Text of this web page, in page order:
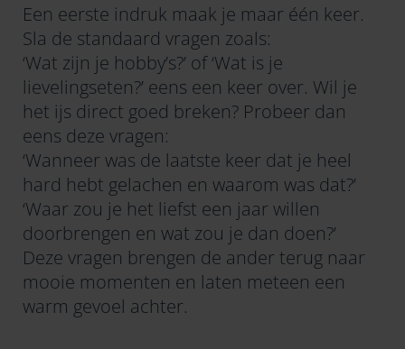
Een eerste indruk maak je maar één keer.
Sla de standaard vragen zoals:
‘Wat zijn je hobby’s?’ of ‘Wat is je
lievelingseten?’ eens een keer over. Wil je
het ijs direct goed breken? Probeer dan
eens deze vragen:
‘Wanneer was de laatste keer dat je heel
hard hebt gelachen en waarom was dat?’
‘Waar zou je het liefst een jaar willen
doorbrengen en wat zou je dan doen?’
Deze vragen brengen de ander terug naar
mooie momenten en laten meteen een
warm gevoel achter.